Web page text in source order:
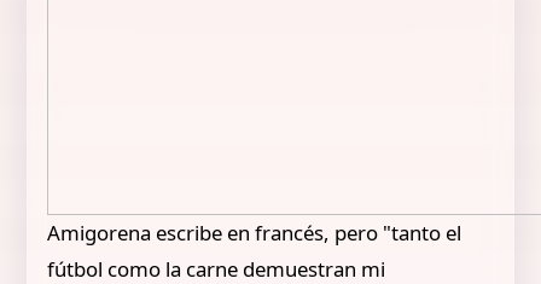
Amigorena escribe en francés, pero "tanto el
fútbol como la carne demuestran mi